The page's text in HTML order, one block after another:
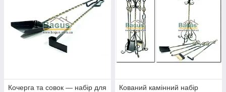
Кочерга та совок — набір для
Кований камінний набір